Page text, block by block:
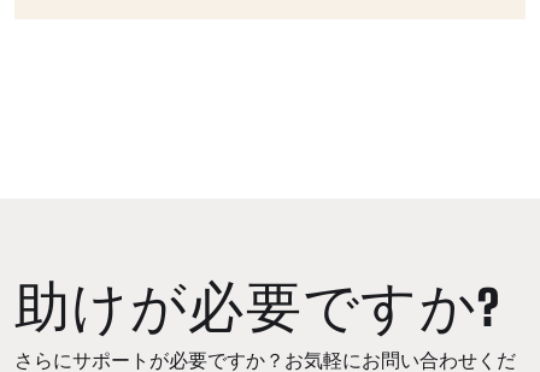
助けが必要ですか?
さらにサポートが必要ですか？お気軽にお問い合わせくだ